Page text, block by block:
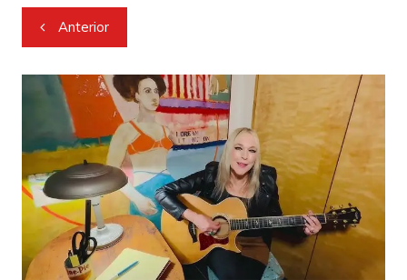
Navegação
de
Post
Anterior